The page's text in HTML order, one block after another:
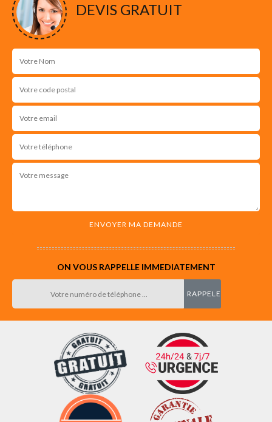
DEVIS GRATUIT
ON VOUS RAPPELLE IMMEDIATEMENT